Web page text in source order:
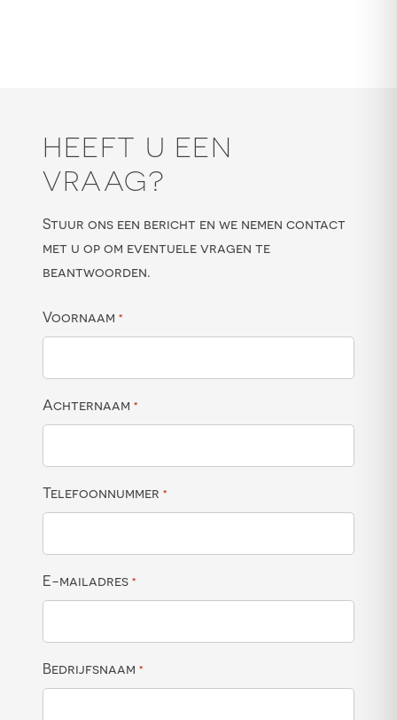
HEEFT U EEN
VRAAG?
Stuur ons een bericht en we nemen contact
met u op om eventuele vragen te
beantwoorden.
Voornaam *
Achternaam *
Telefoonnummer *
E-mailadres *
Bedrijfsnaam *